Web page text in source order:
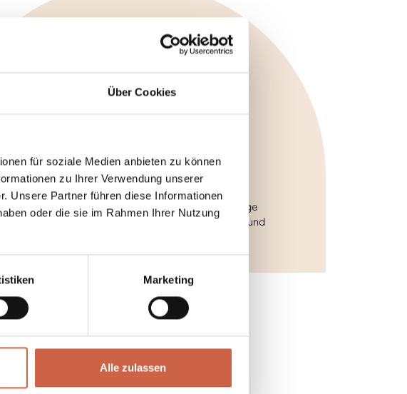
Über Cookies
für soziale Medien anbieten zu können
zu Ihrer Verwendung unserer
Unsere Partner führen diese Informationen
oder die sie im Rahmen Ihrer Nutzung
Marketing
Alle zulassen
AB € 384,- PRO PERSON
Wander
Lasst Euch von der Ruhe und Schönheit der Natur
begleiten. Schritt für Schritt führen Euch Wanderwege
durch idyllische Bergwiesen, vorbei an klaren Bächen und